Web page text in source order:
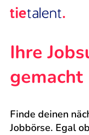
Ihre
gemacht
Finde deinen
Jobbörse. Egal